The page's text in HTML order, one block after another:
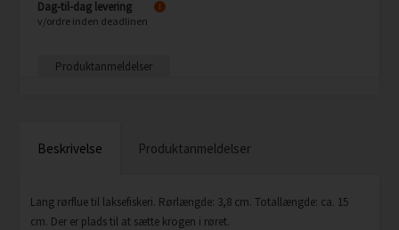
Dag-til-dag levering
v/ordre inden deadlinen
i
Produktanmeldelser
Beskrivelse Produktanmeldelser
Lang rørflue til laksefiskeri. Rørlængde: 3,8 cm. Totallængde: ca. 15
cm. Der er plads til at sætte krogen i røret.